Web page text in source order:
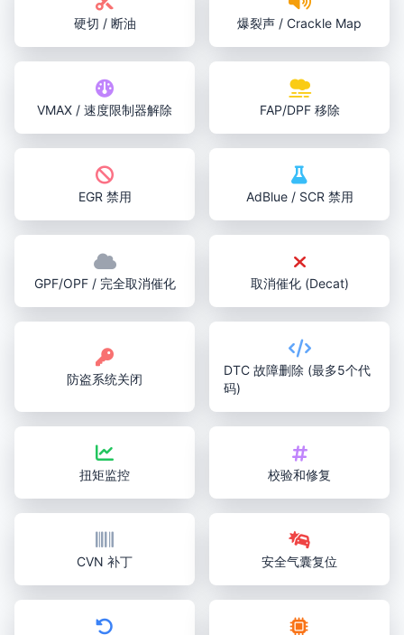
硬切 / 断油 爆裂声 / Crackle Map
VMAX / 速度限制器解除 FAP/DPF 移除
EGR 禁用 AdBlue / SCR 禁用
GPF/OPF / 完全取消催化 取消催化 (Decat)
防盗系统关闭
DTC 故障删除 (最多5个代
码)
扭矩监控 校验和修复
CVN 补丁 安全气囊复位